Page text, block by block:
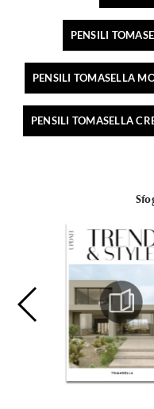
PENSILI
PENSILI TOMASELLA
PENSILI TOMASELLA